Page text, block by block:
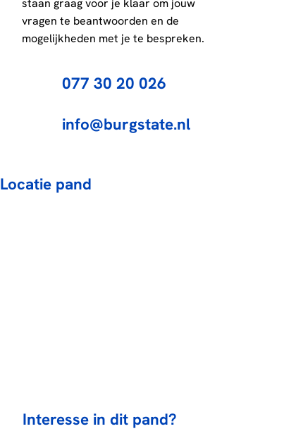
staan graag voor je klaar om jouw
vragen te beantwoorden en de
mogelijkheden met je te bespreken.
077 30 20 026
info@burgstate.nl
Locatie pand
Interesse in dit pand?